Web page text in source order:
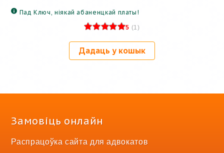
Замовіць онлайн
Распрацоўка сайта для адвокатов
Пад Ключ, ніякай абаненцкай платы!
5 (1)
Дадаць у кошык